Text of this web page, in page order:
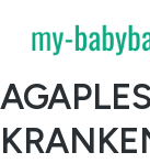
content